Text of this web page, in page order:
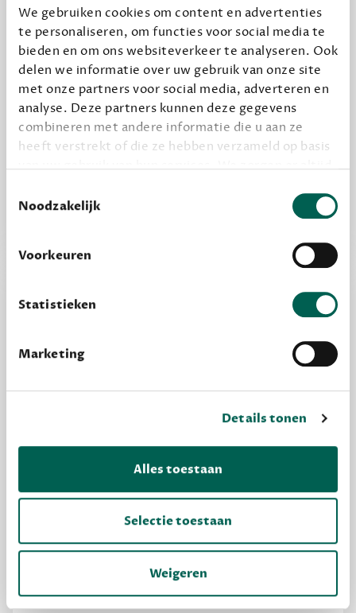
We gebruiken cookies om content en advertenties
te personaliseren, om functies voor social media te
bieden en om ons websiteverkeer te analyseren. Ook
delen we informatie over uw gebruik van onze site
met onze partners voor social media, adverteren en
analyse. Deze partners kunnen deze gegevens
combineren met andere informatie die u aan ze
heeft verstrekt of die ze hebben verzameld op basis
grondslag gebeurt, en er niet onnodig data van je
wordt verwerkt. Gevoelige persoonsgegevens delen
Noodzakelijk
Voorkeuren
Statistieken
Marketing
Details tonen
Alles toestaan
Selectie toestaan
Weigeren
Geef cadeau
Alles van Dewey Free
Word een bovengemiddelde lezer met 6 boeken
kijken of het zou bevallen (maar dit hoeft niet)
Dewey Free
Krijg boekentips, persoonlijk voor jou en je
vrienden. Krijg én geef betere cadeaus.
Schrijf nu gratis in